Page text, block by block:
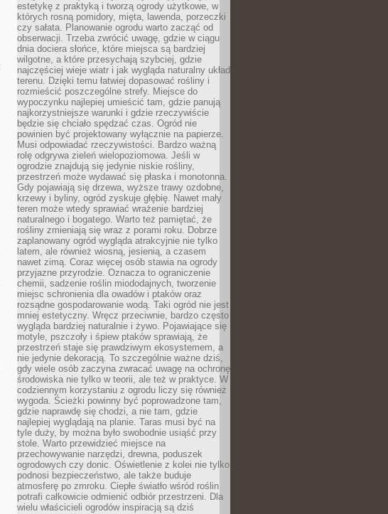
estetykę z praktyką i tworzą ogrody użytkowe, w
których rosną pomidory, mięta, lawenda, porzeczki
czy sałata. Planowanie ogrodu warto zacząć od
obserwacji. Trzeba zwrócić uwagę, gdzie w ciągu
dnia dociera słońce, które miejsca są bardziej
wilgotne, a które przesychają szybciej, gdzie
najczęściej wieje wiatr i jak wygląda naturalny układ
terenu. Dzięki temu łatwiej dopasować rośliny i
rozmieścić poszczególne strefy. Miejsce do
wypoczynku najlepiej umieścić tam, gdzie panują
najkorzystniejsze warunki i gdzie rzeczywiście
będzie się chciało spędzać czas. Ogród nie
powinien być projektowany wyłącznie na papierze.
Musi odpowiadać rzeczywistości. Bardzo ważną
rolę odgrywa zieleń wielopoziomowa. Jeśli w
ogrodzie znajdują się jedynie niskie rośliny,
przestrzeń może wydawać się płaska i monotonna.
Gdy pojawiają się drzewa, wyższe trawy ozdobne,
krzewy i byliny, ogród zyskuje głębię. Nawet mały
teren może wtedy sprawiać wrażenie bardziej
naturalnego i bogatego. Warto też pamiętać, że
rośliny zmieniają się wraz z porami roku. Dobrze
zaplanowany ogród wygląda atrakcyjnie nie tylko
latem, ale również wiosną, jesienią, a czasem
nawet zimą. Coraz więcej osób stawia na ogrody
przyjazne przyrodzie. Oznacza to ograniczenie
chemii, sadzenie roślin miododajnych, tworzenie
miejsc schronienia dla owadów i ptaków oraz
rozsądne gospodarowanie wodą. Taki ogród nie jest
mniej estetyczny. Wręcz przeciwnie, bardzo często
wygląda bardziej naturalnie i żywo. Pojawiające się
motyle, pszczoły i śpiew ptaków sprawiają, że
przestrzeń staje się prawdziwym ekosystemem, a
nie jedynie dekoracją. To szczególnie ważne dziś,
gdy wiele osób zaczyna zwracać uwagę na ochronę
środowiska nie tylko w teorii, ale też w praktyce. W
codziennym korzystaniu z ogrodu liczy się również
wygoda. Ścieżki powinny być poprowadzone tam,
gdzie naprawdę się chodzi, a nie tam, gdzie
najlepiej wyglądają na planie. Taras musi być na
tyle duży, by można było swobodnie usiąść przy
stole. Warto przewidzieć miejsce na
przechowywanie narzędzi, drewna, poduszek
ogrodowych czy donic. Oświetlenie z kolei nie tylko
podnosi bezpieczeństwo, ale także buduje
atmosferę po zmroku. Ciepłe światło wśród roślin
potrafi całkowicie odmienić odbiór przestrzeni. Dla
wielu właścicieli ogrodów inspiracją są dziś